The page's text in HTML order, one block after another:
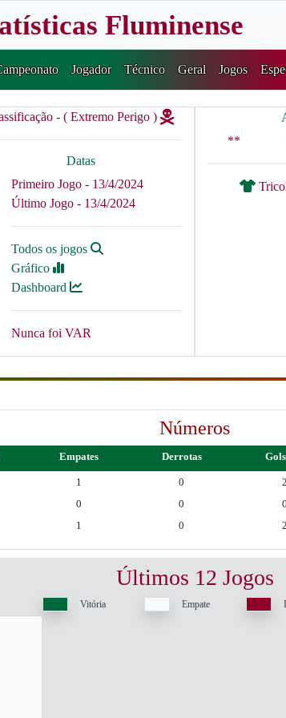
Fluminense
Jogador Técnico Geral Jogos
- ( Extremo Perigo )
Datas
Primeiro Jogo - 13/4/2024
Último Jogo - 13/4/2024
Todos os jogos
Gráfico
Dashboard
Nunca foi VAR
**
Números
Empates Derrotas
1 0 2
0 0 0
1 0 2
Últimos 12 Jogos
Vitória Empate